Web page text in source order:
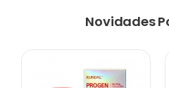
Novidades